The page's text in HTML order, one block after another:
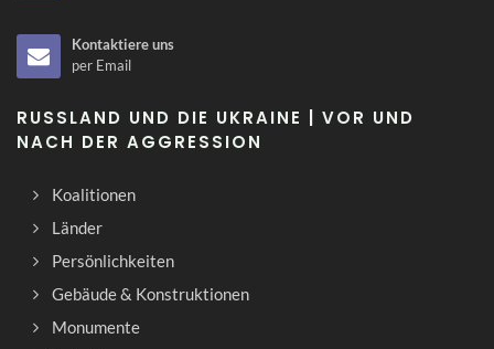
Kontaktiere uns
per Email
RUSSLAND UND DIE UKRAINE | VOR UND
NACH DER AGGRESSION
Koalitionen
Länder
Persönlichkeiten
Gebäude & Konstruktionen
Monumente